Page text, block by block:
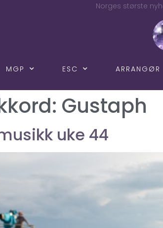
Norges største
MGP ESC ARRANGØR
Gustaph
uke 44